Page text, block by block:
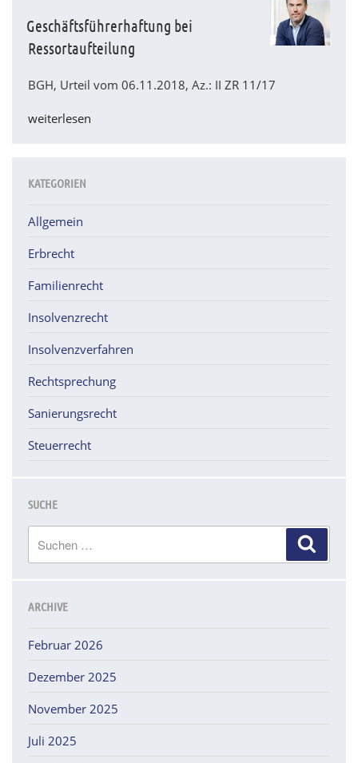
Steuerschulden
in
Insolvenz
Gesellschaft.
gegen
Haftungsbescheid
vorgehen,
sondern
die
zugrunde
Forderung.“
Geschäftsführerhaftung bei
Ressortaufteilung
BGH, Urteil vom 06.11.2018, Az.: II ZR 11/17
weiterlesen
KATEGORIEN
Allgemein
Erbrecht
Familienrecht
Insolvenzrecht
Insolvenzverfahren
Rechtsprechung
Sanierungsrecht
Steuerrecht
SUCHE
nach:
ARCHIVE
Februar 2026
Dezember 2025
November 2025
Juli 2025